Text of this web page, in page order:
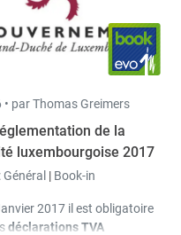
par Thomas Greimers
de la
luxembourgoise 2017
Général | Book-in
2017 il est obligatoire
déclarations TVA